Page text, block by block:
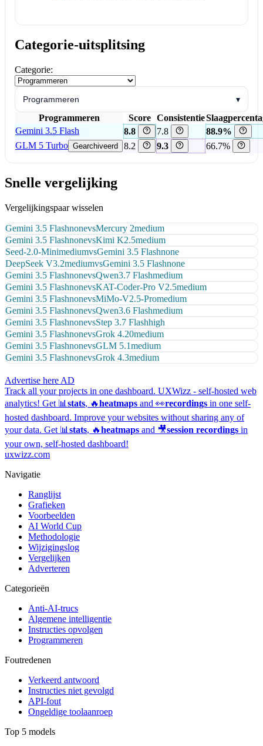
Categorie-uitsplitsing
Categorie:
Programmeren ▾
Programmeren Score Consistentie
Gemini 3.5 Flash
8.8 7.8
88.9%
GLM 5 Turbo Gearchiveerd 8.2 9.3 66.7%
Snelle vergelijking
Vergelijkingspaar wisselen
Gemini 3.5 FlashnonevsMercury 2medium
Gemini 3.5 FlashnonevsKimi K2.5medium
Seed-2.0-MinimediumvsGemini 3.5 Flashnone
DeepSeek V3.2mediumvsGemini 3.5 Flashnone
Gemini 3.5 FlashnonevsQwen3.7 Flashmedium
Gemini 3.5 FlashnonevsKAT-Coder-Pro V2.5medium
Gemini 3.5 FlashnonevsMiMo-V2.5-Promedium
Gemini 3.5 FlashnonevsQwen3.6 Flashmedium
Gemini 3.5 FlashnonevsStep 3.7 Flashhigh
Gemini 3.5 FlashnonevsGrok 4.20medium
Gemini 3.5 FlashnonevsGLM 5.1medium
Gemini 3.5 FlashnonevsGrok 4.3medium
Advertise here AD
Track all your projects in one dashboard. UXWizz - self-hosted web
analytics! Get 📊 stats, 🔥heatmaps and 👀recordings in one self-
hosted dashboard. Improve your websites without sharing any of
your data. Get 📊 stats, 🔥heatmaps and 🎥session recordings in
your own, self-hosted dashboard!
uxwizz.com
Navigatie
Ranglijst
Grafieken
Voorbeelden
AI World Cup
Methodologie
Wijzigingslog
Vergelijken
Adverteren
Categorieën
Anti-AI-trucs
Algemene intelligentie
Instructies opvolgen
Programmeren
Foutredenen
Verkeerd antwoord
Instructies niet gevolgd
API-fout
Ongeldige toolaanroep
Top 5 models